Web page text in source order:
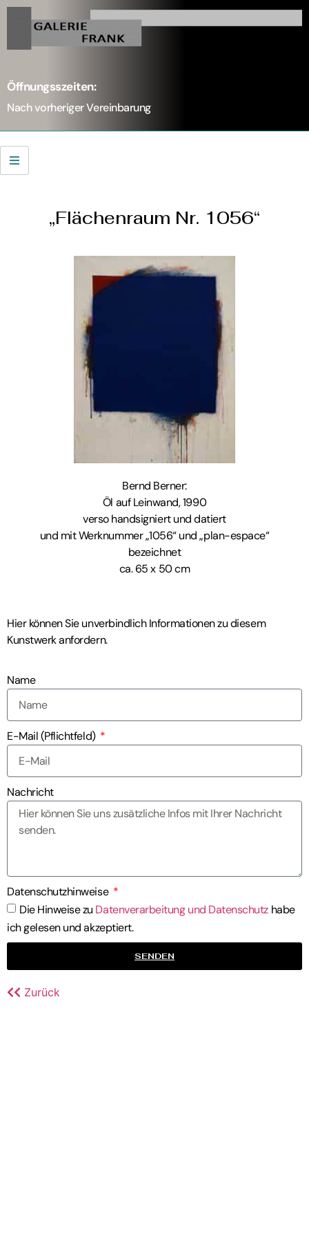
Öffnungsszeiten:
Nach vorheriger Vereinbarung
„Flächenraum Nr. 1056“
Bernd Berner:
Öl auf Leinwand, 1990
verso handsigniert und datiert
und mit Werknummer „1056“ und „plan-espace“
bezeichnet
ca. 65 x 50 cm
Hier können Sie unverbindlich Informationen zu diesem
Kunstwerk anfordern.
Name
E-Mail (Pflichtfeld)
Nachricht
Datenschutzhinweise
Die Hinweise zu Datenverarbeitung und Datenschutz habe
ich gelesen und akzeptiert.
SENDEN
Zurück